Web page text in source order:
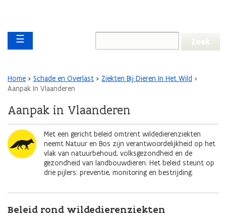
gaan
Main navigation
☰
Kruimelpad
Home Schade en Overlast
Ziekten Bij Dieren In Het Wild
Aanpak In Vlaanderen
Aanpak in Vlaanderen
AfbeeldingMet een gericht beleid omtrent wildedierenziekten
neemt Natuur en Bos zijn verantwoordelijkheid op het
vlak van natuurbehoud, volksgezondheid en de
gezondheid van landbouwdieren. Het beleid steunt op
drie pijlers: preventie, monitoring en bestrijding.
Beleid rond wildedierenziekten